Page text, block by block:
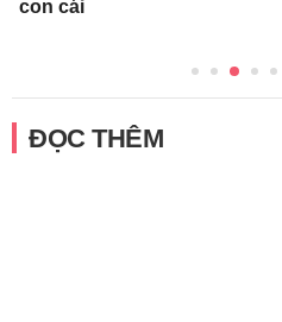
con cái
ĐỌC THÊM